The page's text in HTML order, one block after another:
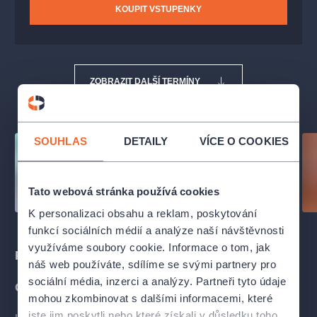
SOUHLAS DETAILY VÍCE O COOKIES
Tato webová stránka používá cookies
K personalizaci obsahu a reklam, poskytování
funkcí sociálních médií a analýze naší návštěvnosti
využíváme soubory cookie. Informace o tom, jak
náš web používáte, sdílíme se svými partnery pro
sociální média, inzerci a analýzy. Partneři tyto údaje
mohou zkombinovat s dalšími informacemi, které
KOUPIT VSTUPENKY
ZOBRAZIT DALŠÍ TERMÍNY
Popis
O INSCENACI